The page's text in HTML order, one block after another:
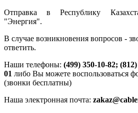
Отправка в Республику
"Энергия".
В случае возникновения вопросов -
ответить.
Наши телефоны: (499) 350-10-82;
01 либо Вы можете воспользоваться
(звонки бесплатны)
Наша электронная почта: